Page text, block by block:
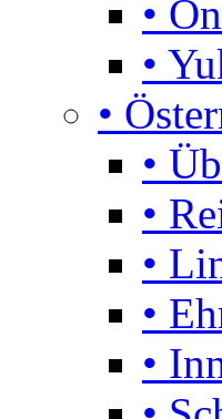
•
•
•
•
•
•
•
•